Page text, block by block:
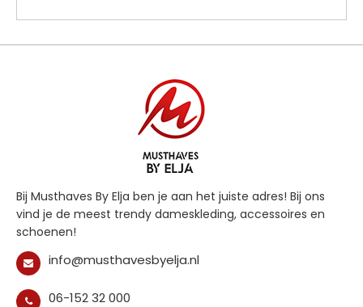
Bij Musthaves By Elja ben je aan het juiste adres! Bij ons
vind je de meest trendy dameskleding, accessoires en
schoenen!
info@musthavesbyelja.nl
06-152 32 000